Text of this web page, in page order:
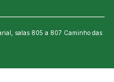
salas 805 a 807 Caminho das